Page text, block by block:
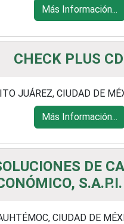
Más Información...
CHECK PLUS
JUÁREZ, CIUDAD DE
Más Información...
DE
CIUDAD DE